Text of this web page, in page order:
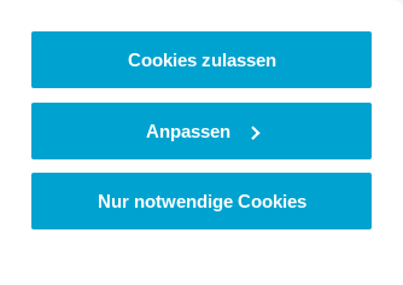
Cookies zulassen
Anpassen
Nur notwendige Cookies